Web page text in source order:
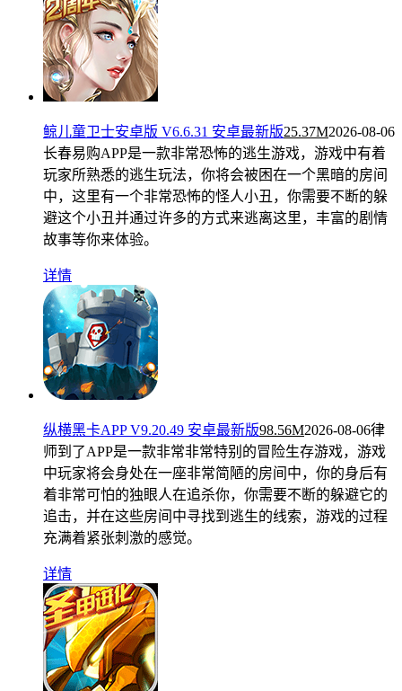
鲸儿童卫士安卓版 V6.6.31 安卓最新版25.37M2026-08-06
长春易购APP是一款非常恐怖的逃生游戏，游戏中有着
玩家所熟悉的逃生玩法，你将会被困在一个黑暗的房间
中，这里有一个非常恐怖的怪人小丑，你需要不断的躲
避这个小丑并通过许多的方式来逃离这里，丰富的剧情
故事等你来体验。
详情
纵横黑卡APP V9.20.49 安卓最新版98.56M2026-08-06律
师到了APP是一款非常非常特别的冒险生存游戏，游戏
中玩家将会身处在一座非常简陋的房间中，你的身后有
着非常可怕的独眼人在追杀你，你需要不断的躲避它的
追击，并在这些房间中寻找到逃生的线索，游戏的过程
充满着紧张刺激的感觉。
详情